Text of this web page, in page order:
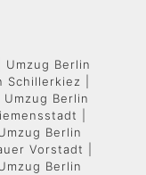
Berlin
|
Berlin
|
Berlin
Vorstadt |
Berlin